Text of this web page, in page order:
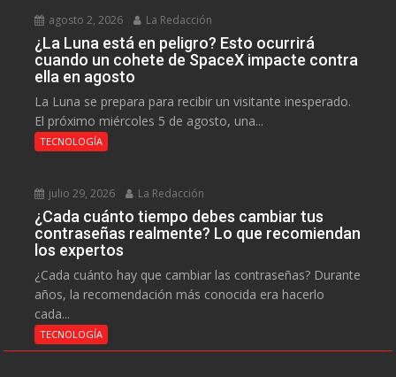
agosto 2, 2026 La Redacción
¿La Luna está en peligro? Esto ocurrirá
cuando un cohete de SpaceX impacte contra
ella en agosto
La Luna se prepara para recibir un visitante inesperado.
El próximo miércoles 5 de agosto, una...
TECNOLOGÍA
julio 29, 2026 La Redacción
¿Cada cuánto tiempo debes cambiar tus
contraseñas realmente? Lo que recomiendan
los expertos
¿Cada cuánto hay que cambiar las contraseñas? Durante
años, la recomendación más conocida era hacerlo
cada...
TECNOLOGÍA